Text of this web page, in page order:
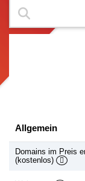
Allgemein
Domains im Preis
(kostenlos)